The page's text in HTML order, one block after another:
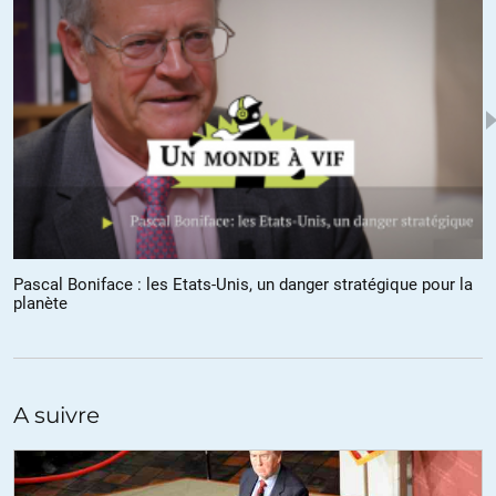
A propos de cette soirée de grandéba sur FC avec les ‘savants’ ou
‘intellos’ dont j’ai écouté le début j’ai découvert le discours de
Macron que j’avais réussi à éviter jusqu’à présent.
On entend un banquier qui cherche à vous entourlouper. Ses
propositions d’actions se contentent de vouloir orienter les flux
financiers. On croirait qu’il prend son rôle comme celui qui favorise
le rendement financier. flagrant !
Quand on lui parle de révolution verte, il répond libérer les flux
financiers et laisser faire les entreprises : ben voyons.
capital politique : on comprend perdre son soutient auprès des
talent-méritocratie : contradiction absolue.
Macron ose dénoncer vertement le néolibéralisme mais ne fait
strictement rien contre : abject.
Pascal Boniface : les Etats-Unis, un danger stratégique pour la
planète
A suivre